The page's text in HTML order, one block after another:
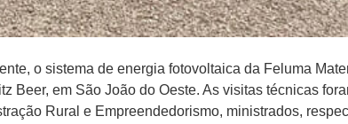
o sistema de energia fotovoltaica da Feluma
Beer, em São João do Oeste. As visitas técnicas
Rural e Empreendedorismo, ministrados,